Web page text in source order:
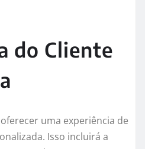
do Cliente
uma experiência de
Isso incluirá a